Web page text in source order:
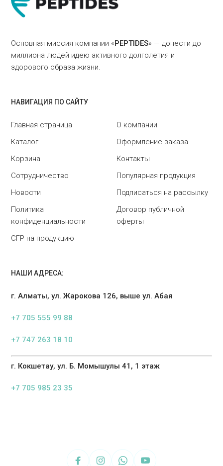
Основная миссия компании «PEPTIDES» — донести до
миллиона людей идею активного долголетия и
здорового образа жизни.
НАВИГАЦИЯ ПО САЙТУ
Главная страница
О компании
Каталог
Оформление заказа
Корзина
Контакты
Сотрудничество
Популярная продукция
Новости
Подписаться на рассылку
Политика
конфиденциальности
Договор публичной
оферты
СГР на продукцию
НАШИ АДРЕСА:
г. Алматы, ул. Жарокова 126, выше ул. Абая
+7 705 555 99 88
+7 747 263 18 10
г. Кокшетау, ул. Б. Момышулы 41, 1 этаж
+7 705 985 23 35